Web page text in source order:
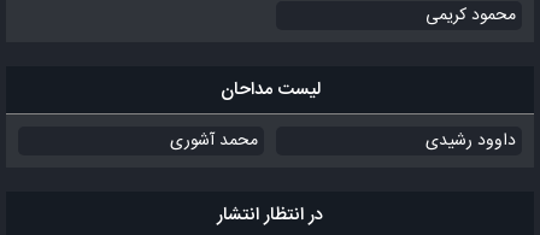
محمود کریمی
لیست مداحان
داوود رشیدی محمد آشوری
در انتظار انتشار